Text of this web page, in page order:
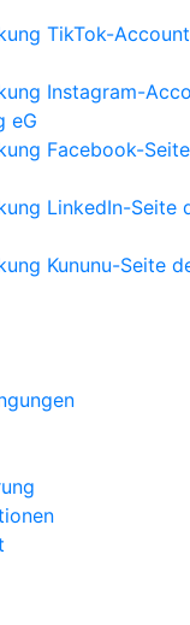
TikTok-
Instagram-
eG
Facebook-
LinkedIn-Seite
Kununu-Seite